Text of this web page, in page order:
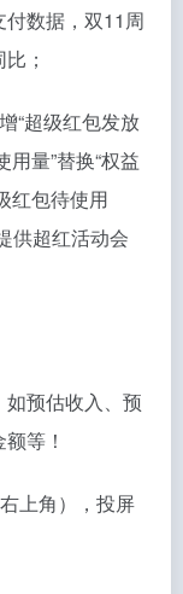
数据，双11周
；
“超级红包发放
用量”替换“权益
红包待使用
供超红活动会
预估收入、预
等！
上角），投屏